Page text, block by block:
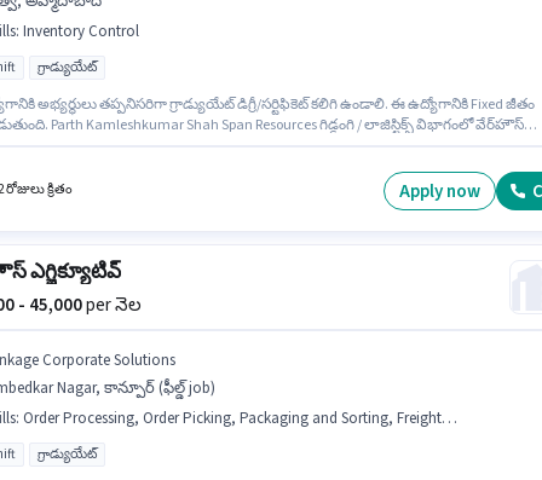
: Inventory Control
గ్రాడ్యుయేట్
అభ్యర్థులు తప్పనిసరిగా గ్రాడ్యుయేట్ డిగ్రీ/సర్టిఫికెట్ కలిగి ఉండాలి. ఈ ఉద్యోగానికి Fixed జీతం
Parth Kamleshkumar Shah Span Resources గిడ్డంగి / లాజిస్టిక్స్ విభాగంలో వేర్‌హౌస్
days working ఉన్నాయి. ఈ ఉద్యోగం 4 - 6+ ఏళ్లు సంవత్సరాల అనుభవం ఉన్న వారికి కోసం
రోజులు క్రితం Apply now
ఎగ్జిక్యూటివ్
- 45,000per నెల
Corporate Solutions
Nagar, కాన్పూర్ (ఫీల్డ్ job)
: Order Processing, Order Picking, Packaging and Sorting, Freight Forwarding, Stock Taking, Aadhar Card, Bike, PAN Card, Inventory Control, Bank Account
గ్రాడ్యుయేట్